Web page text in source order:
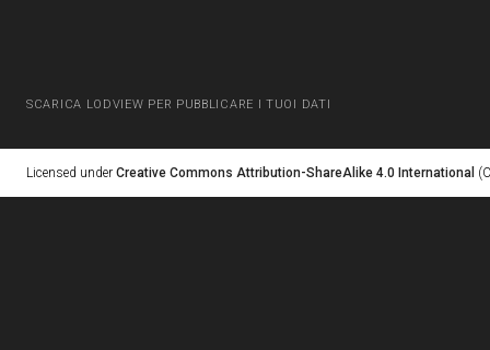
SCARICA LODVIEW PER PUBBLICARE I TUOI DATI
Licensed under Creative Commons Attribution-ShareAlike 4.0 International